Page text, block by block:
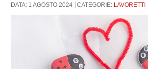
DATA: 1 AGOSTO 2024 CATEGORIE: LAVORETTI